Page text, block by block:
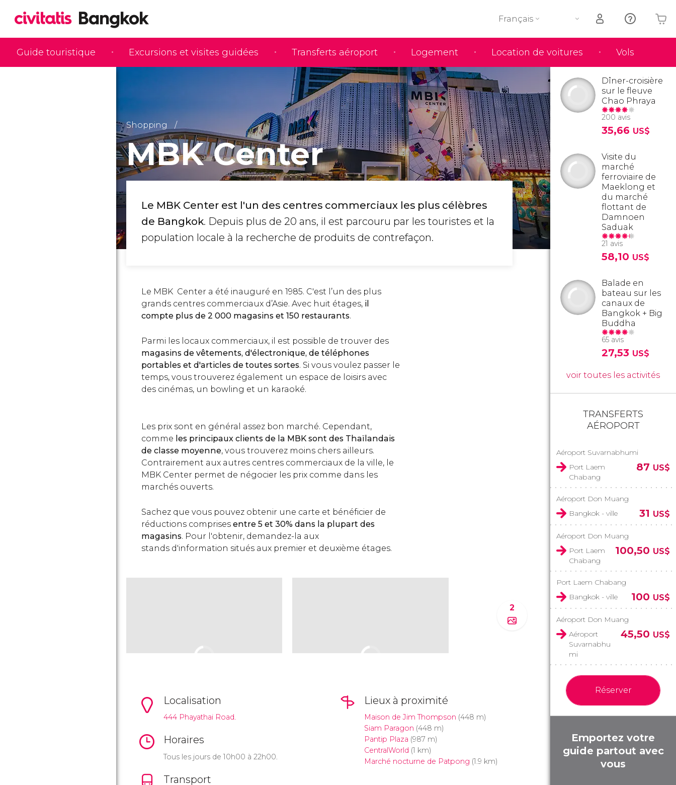
Guide touristique Excursions et visites guidées Transferts aéroport Logement Location de voitures Vols
Français
Votre panier est vide
Shopping
MBK Center
Le MBK Center est l'un des centres commerciaux les plus célèbres
de Bangkok. Depuis plus de 20 ans, il est parcouru par les touristes et la
population locale à la recherche de produits de contrefaçon.
Le MBK Center a été inauguré en 1985. C'est l’un des plus
grands centres commerciaux d’Asie. Avec huit étages, il
compte plus de 2 000 magasins et 150 restaurants.
Parmi les locaux commerciaux, il est possible de trouver des
magasins de vêtements, d'électronique, de téléphones
portables et d'articles de toutes sortes. Si vous voulez passer le
temps, vous trouverez également un espace de loisirs avec
des cinémas, un bowling et un karaoké.
Les prix sont en général assez bon marché. Cependant,
comme les principaux clients de la MBK sont des Thaïlandais
de classe moyenne, vous trouverez moins chers ailleurs.
Contrairement aux autres centres commerciaux de la ville, le
MBK Center permet de négocier les prix comme dans les
marchés ouverts.
Sachez que vous pouvez obtenir une carte et bénéficier de
réductions comprises entre 5 et 30% dans la plupart des
magasins. Pour l'obtenir, demandez-la aux
stands d'information situés aux premier et deuxième étages.
2
Localisation
444 Phayathai Road.
Horaires
Tous les jours de 10h00 à 22h00.
Transport
Lieux à proximité
Maison de Jim Thompson (448 m)
Siam Paragon (448 m)
Pantip Plaza (987 m)
CentralWorld (1 km)
Marché nocturne de Patpong (1.9 km)
Dîner-croisière
sur le fleuve
Chao Phraya
200 avis
35,66 US$
Visite du
marché
ferroviaire de
Maeklong et
du marché
flottant de
Damnoen
Saduak
21 avis
58,10 US$
Balade en
bateau sur les
canaux de
Bangkok + Big
Buddha
65 avis
27,53 US$
voir toutes les activités
TRANSFERTS
AÉROPORT
Aéroport Suvarnabhumi
Port Laem
Chabang
87 US$
Aéroport Don Muang
Bangkok - ville
31 US$
Aéroport Don Muang
Port Laem
Chabang
100,50 US$
Port Laem Chabang
Bangkok - ville
100 US$
Aéroport Don Muang
Aéroport
Suvarnabhu
mi
45,50 US$
Réserver
Emportez votre
guide partout avec
vous